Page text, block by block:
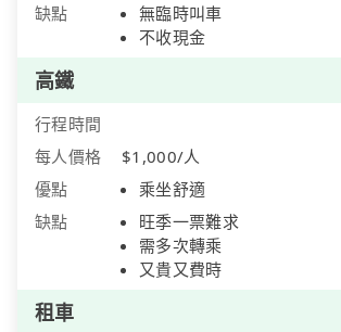
缺點
無臨時叫車
不收現金
高鐵
行程時間
每人價格
$1,000/人
優點
乘坐舒適
缺點
旺季一票難求
需多次轉乘
又貴又費時
租車